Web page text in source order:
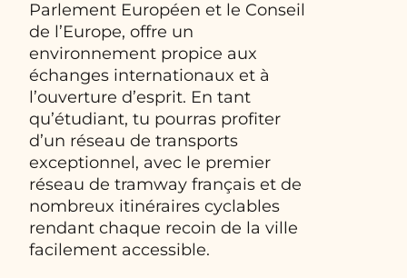
Parlement Européen et le Conseil
de l’Europe, offre un
environnement propice aux
échanges internationaux et à
l’ouverture d’esprit. En tant
qu’étudiant, tu pourras profiter
d’un réseau de transports
exceptionnel, avec le premier
réseau de tramway français et de
nombreux itinéraires cyclables
rendant chaque recoin de la ville
facilement accessible.